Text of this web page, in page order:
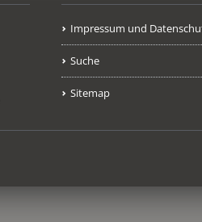
Impressum und
Suche
Sitemap